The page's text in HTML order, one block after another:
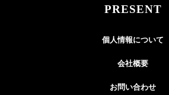
PRESENT
個人情報について
会社概要
お問い合わせ